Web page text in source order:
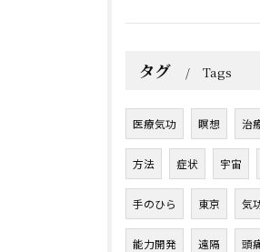
タグ Tags
医療気功 瞑想 治
方法 症状 宇宙
手のひら 東京 気
能力開発 遠隔 頭